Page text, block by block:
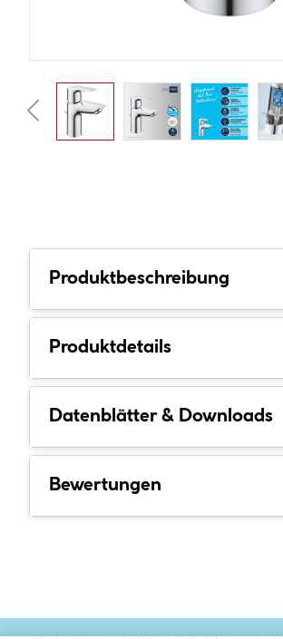
Produktbeschreibung
Produktdetails
Datenblätter & Downloads
Bewertungen